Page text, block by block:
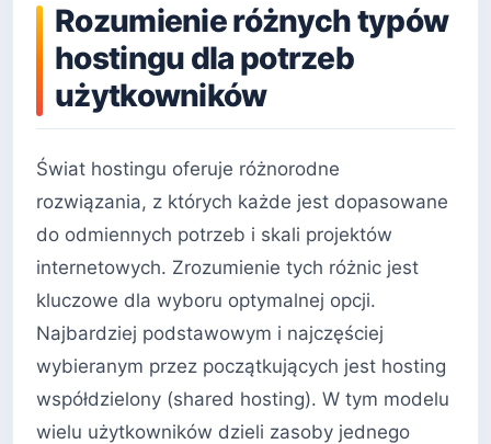
Rozumienie różnych typów
hostingu dla potrzeb
użytkowników
Świat hostingu oferuje różnorodne
rozwiązania, z których każde jest dopasowane
do odmiennych potrzeb i skali projektów
internetowych. Zrozumienie tych różnic jest
kluczowe dla wyboru optymalnej opcji.
Najbardziej podstawowym i najczęściej
wybieranym przez początkujących jest hosting
współdzielony (shared hosting). W tym modelu
wielu użytkowników dzieli zasoby jednego